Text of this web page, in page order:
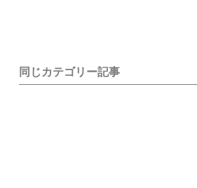
同じカテゴリー記事